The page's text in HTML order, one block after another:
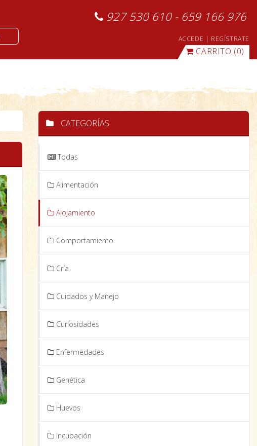
927 530 610 - 659 166 976
ACCEDE | REGÍSTRATE
CARRITO (0)
CATEGORÍAS
Todas
Alimentación
Alojamiento
Comportamiento
Cría
Cuidados y Manejo
Curiosidades
Enfermedades
Genética
Huevos
Incubación